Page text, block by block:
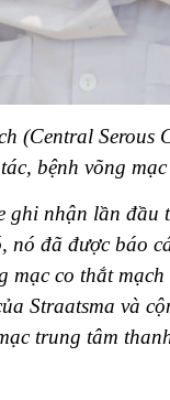
(Central
bệnh võng
ghi nhận lần đầu
đã được báo
mạc co thắt
Straatsma và
trung tâm